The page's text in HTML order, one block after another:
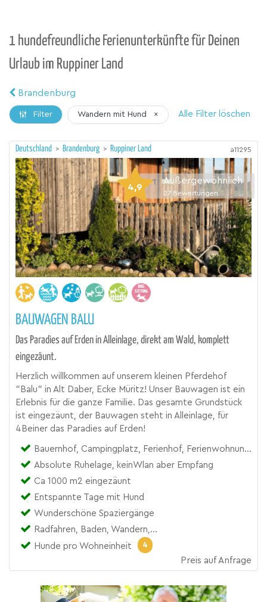
1 hundefreundliche Ferienunterkünfte für Deinen
Urlaub im Ruppiner Land
Brandenburg
Filter Wandern mit Hund × Alle Filter löschen
Deutschland > Brandenburg > Ruppiner Land a11295
4,9
Außergewöhnlich
27 Bewertungen
BAUWAGEN BALU
Das Paradies auf Erden in Alleinlage, direkt am Wald, komplett
eingezäunt.
Herzlich willkommen auf unserem kleinen Pferdehof
"Balu" in Alt Daber, Ecke Müritz! Unser Bauwagen ist ein
Erlebnis für die ganze Familie. Das gesamte Grundstück
ist eingezäunt, der Bauwagen steht in Alleinlage, für
4Beiner das Paradies auf Erden!
Bauernhof, Campingplatz, Ferienhof, Ferienwohnung, Reiterhof
Absolute Ruhelage, keinWlan aber Empfang
Ca 1000 m2 eingezäunt
Entspannte Tage mit Hund
Wunderschöne Spaziergänge
Radfahren, Baden, Wandern,…
Hunde pro Wohneinheit
4
Preis auf Anfrage